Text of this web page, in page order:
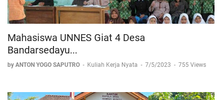
Mahasiswa UNNES Giat 4 Desa
Bandarsedayu...
by ANTON YOGO SAPUTRO - Kuliah Kerja Nyata - 7/5/2023 - 755 Views